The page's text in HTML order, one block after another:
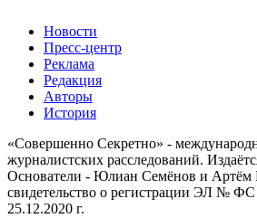
Новости
Пресс-центр
Реклама
Редакция
Авторы
История
«Совершенно Секретно» -
журналистских расследований.
Основатели - Юлиан Семёнов и
свидетельство о регистрации ЭЛ № ФС
25.12.2020 г.